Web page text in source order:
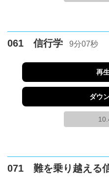
061 信行学 9分07秒
再
ダウ
071 難を乗り越える